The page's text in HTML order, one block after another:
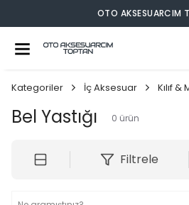
OTO AKSESUARCIM
Kategoriler İç Aksesuar Kılıf &
Bel Yastığı 0 ürün
Filtrele